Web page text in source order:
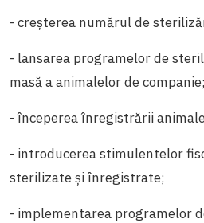
- creșterea numărul de
- lansarea programelor de
masă a animalelor de companie;
- începerea înregistrării
- introducerea stimulentelor
sterilizate și înregistrate;
- implementarea programelor